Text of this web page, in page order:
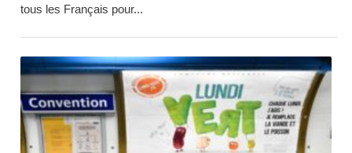
tous les Français pour...